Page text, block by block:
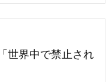
世界中で禁止され